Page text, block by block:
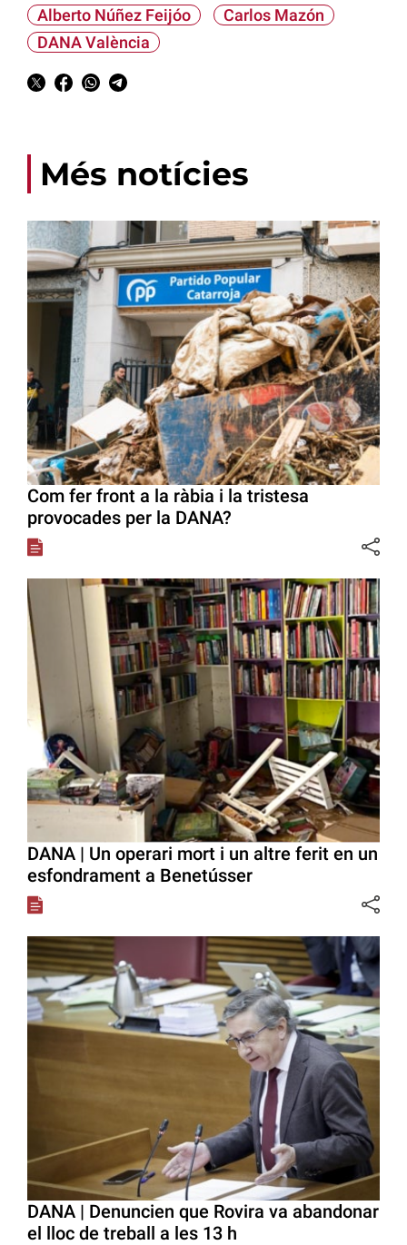
Alberto Núñez Feijóo
Carlos Mazón
DANA València
Més notícies
Com fer front a la ràbia i la tristesa
provocades per la DANA?
DANA | Un operari mort i un altre ferit en un
esfondrament a Benetússer
DANA | Denuncien que Rovira va abandonar
el lloc de treball a les 13 h